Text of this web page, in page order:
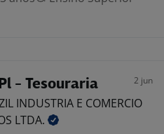
- Tesouraria 2 jun
INDUSTRIA E COMERCIO
LTDA.